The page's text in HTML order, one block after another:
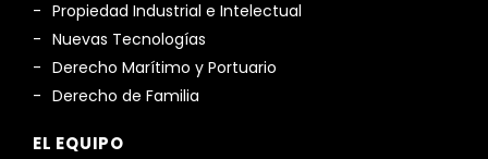
Propiedad Industrial e Intelectual
Nuevas Tecnologías
Derecho Marítimo y Portuario
Derecho de Familia
EL EQUIPO